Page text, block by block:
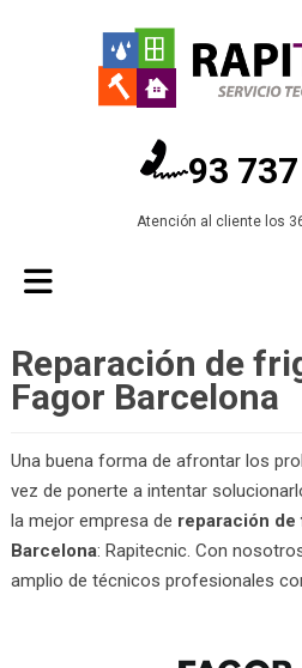
93
Atención al cliente los
Reparación de
Fagor Barcelona
Una buena forma de afrontar los
vez de ponerte a intentar
la mejor empresa de reparación
Barcelona: Rapitecnic. Con
amplio de técnicos profesionales